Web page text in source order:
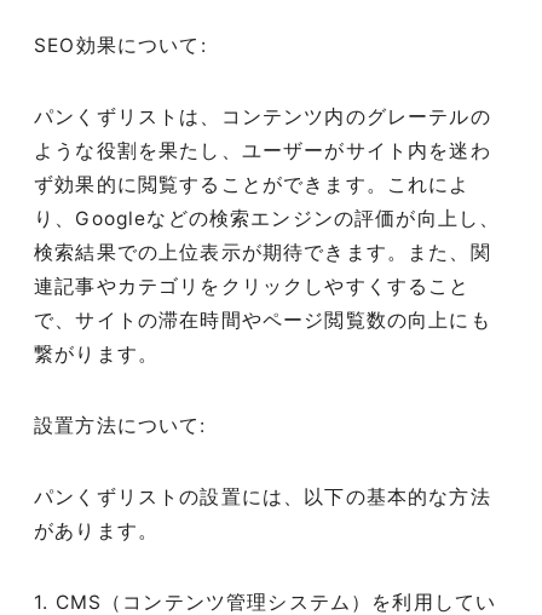
SEO効果について:
パンくずリストは、コンテンツ内のグレーテルの
ような役割を果たし、ユーザーがサイト内を迷わ
ず効果的に閲覧することができます。これによ
り、Googleなどの検索エンジンの評価が向上し、
検索結果での上位表示が期待できます。また、関
連記事やカテゴリをクリックしやすくすること
で、サイトの滞在時間やページ閲覧数の向上にも
繋がります。
設置方法について:
パンくずリストの設置には、以下の基本的な方法
があります。
1. CMS（コンテンツ管理システム）を利用してい